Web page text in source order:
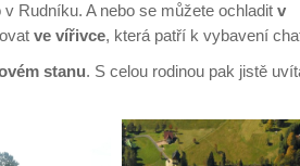
Rudníku. A nebo se můžete ochladit v
ve vířivce, která patří k vybavení
stanu. S celou rodinou pak jistě